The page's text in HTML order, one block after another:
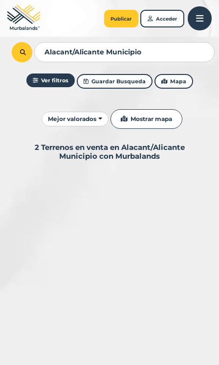
Publicar Acceder
Ver filtros Guardar Busqueda Mapa
Ordenar resultados
Mejor valorados Mostrar mapa
2 Terrenos en venta en Alacant/Alicante
Municipio con Murbalands